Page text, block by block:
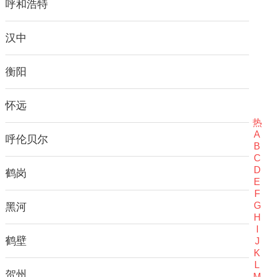
呼和浩特
汉中
衡阳
怀远
呼伦贝尔
鹤岗
黑河
鹤壁
贺州
热
A
B
C
D
E
F
G
H
J
K
L